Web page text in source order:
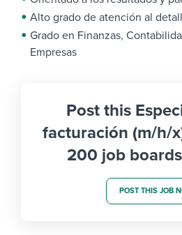
Alto grado de atención al
Grado en Finanzas,
Empresas
Post this
facturación (m/h/
200 job
POST THIS JOB